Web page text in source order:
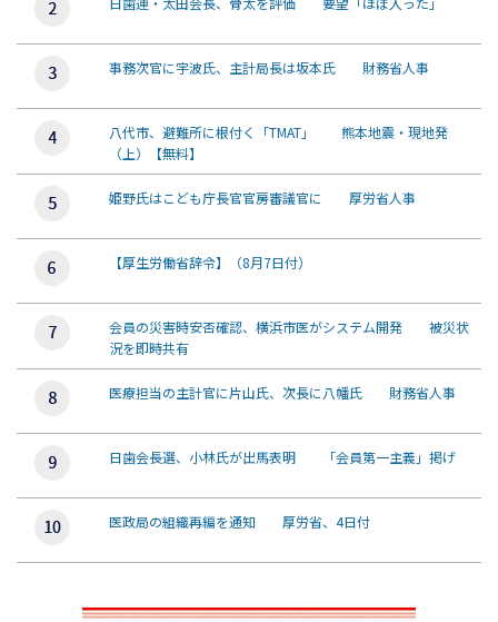
事務次官に宇波氏、主計局長は坂本氏 財務省人事
八代市、避難所に根付く「TMAT」 熊本地震・現地発
（上）【無料】
姫野氏はこども庁長官官房審議官に 厚労省人事
【厚生労働省辞令】（8月7日付）
会員の災害時安否確認、横浜市医がシステム開発 被災状
況を即時共有
医療担当の主計官に片山氏、次長に八幡氏 財務省人事
日歯会長選、小林氏が出馬表明 「会員第一主義」掲げ
医政局の組織再編を通知 厚労省、4日付